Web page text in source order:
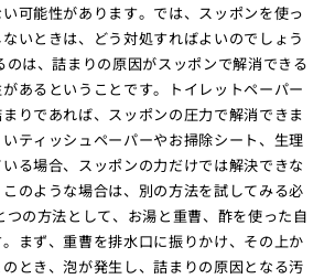
可能性があります。では、スッポンを使っ
いときは、どう対処すればよいのでしょう
のは、詰まりの原因がスッポンで解消できる
あるということです。トイレットペーパー
りであれば、スッポンの圧力で解消できま
ティッシュペーパーやお掃除シート、生理
る場合、スッポンの力だけでは解決できな
のような場合は、別の方法を試してみる必
つの方法として、お湯と重曹、酢を使った自
まず、重曹を排水口に振りかけ、その上か
とき、泡が発生し、詰まりの原因となる汚